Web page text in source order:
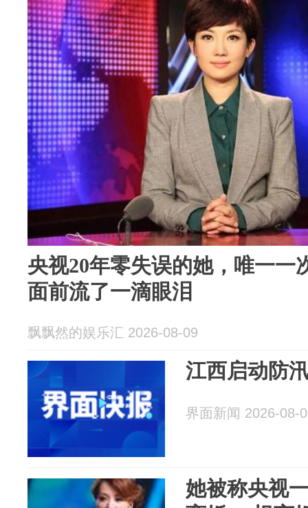
央视20年零失误的她，唯一一
面前流了一滴眼泪
飘飘然的娱乐汇 2026-08-09
江西启动防
界面新闻 2026-08-
她被称央视